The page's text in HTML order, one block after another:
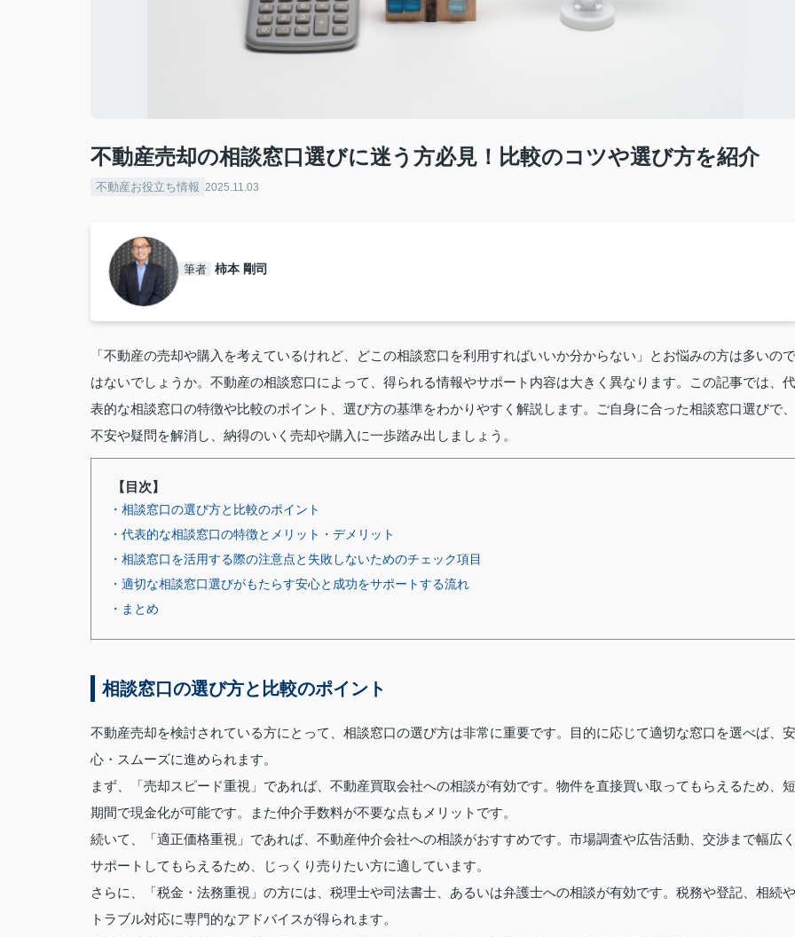
不動産売却の相談窓口選びに迷う方必見！比較のコツや選び方を紹介
不動産お役立ち情報 2025.11.03
筆者 柿本 剛司
「不動産の売却や購入を考えているけれど、どこの相談窓口を利用すればいいか分からない」とお悩みの方は多いので
はないでしょうか。不動産の相談窓口によって、得られる情報やサポート内容は大きく異なります。この記事では、代
表的な相談窓口の特徴や比較のポイント、選び方の基準をわかりやすく解説します。ご自身に合った相談窓口選びで、
不安や疑問を解消し、納得のいく売却や購入に一歩踏み出しましょう。
【目次】
・相談窓口の選び方と比較のポイント
・代表的な相談窓口の特徴とメリット・デメリット
・相談窓口を活用する際の注意点と失敗しないためのチェック項目
・適切な相談窓口選びがもたらす安心と成功をサポートする流れ
・まとめ
相談窓口の選び方と比較のポイント
不動産売却を検討されている方にとって、相談窓口の選び方は非常に重要です。目的に応じて適切な窓口を選べば、安
心・スムーズに進められます。
まず、「売却スピード重視」であれば、不動産買取会社への相談が有効です。物件を直接買い取ってもらえるため、短
期間で現金化が可能です。また仲介手数料が不要な点もメリットです。
続いて、「適正価格重視」であれば、不動産仲介会社への相談がおすすめです。市場調査や広告活動、交渉まで幅広く
サポートしてもらえるため、じっくり売りたい方に適しています。
さらに、「税金・法務重視」の方には、税理士や司法書士、あるいは弁護士への相談が有効です。税務や登記、相続や
トラブル対応に専門的なアドバイスが得られます。